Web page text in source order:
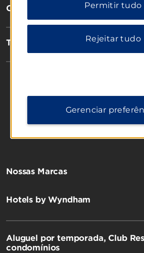
Contato
Termos & Políticas
Nossas Marcas
Hotels by Wyndham
Aluguel por temporada, Club
condomínios
Para obter informaçõesPermitir tudo
Rejeitar tudo
Gerenciar